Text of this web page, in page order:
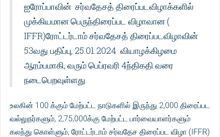
ஐரோப்பாவின் சர்வதேசத் திரைப்படவிழாக்களில்
முக்கியமான பெருந்திரைப்பட விழாவான (
IFFR)ரோட்டர்டாம் சர்வதேசத் திரைப்படவிழாவின்
53வது பதிப்பு, 25.01.2024 வியாழக்கிழமை
ஆரம்பமாகி, வரும் பெப்ரவரி 4ந்திகதி வரை
நடைபெறவுள்ளது.
உலகின் 100 க்கும் மேற்பட்ட நாடுகளில் இருந்து 2,000 திரைப்பட
வல்லுநர்களும், 2,75,000க்கு மேற்பட்ட பார்வையாளர்களும்
கலந்து கொள்ளும், ரோட்டர்டாம் சர்வதேச திரைப்பட விழா (IFFR)